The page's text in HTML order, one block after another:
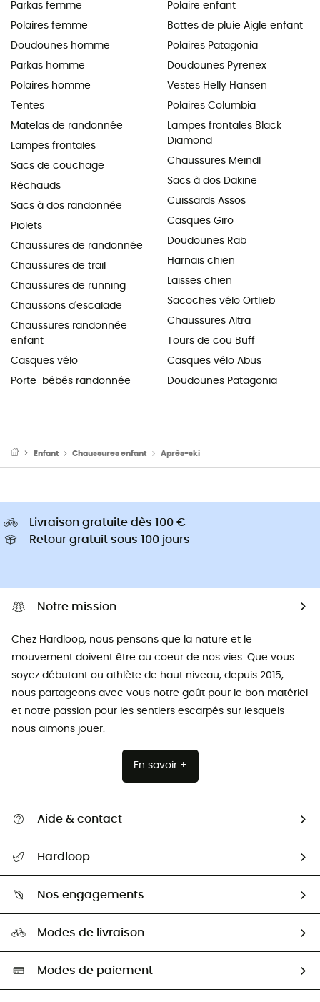
Parkas femme
Polaires femme
Doudounes homme
Parkas homme
Polaires homme
Tentes
Matelas de randonnée
Lampes frontales
Sacs de couchage
Réchauds
Sacs à dos randonnée
Piolets
Chaussures de randonnée
Chaussures de trail
Chaussures de running
Chaussons d'escalade
Chaussures randonnée
enfant
Casques vélo
Porte-bébés randonnée
Polaire enfant
Bottes de pluie Aigle enfant
Polaires Patagonia
Doudounes Pyrenex
Vestes Helly Hansen
Polaires Columbia
Lampes frontales Black
Diamond
Chaussures Meindl
Sacs à dos Dakine
Cuissards Assos
Casques Giro
Doudounes Rab
Harnais chien
Laisses chien
Sacoches vélo Ortlieb
Chaussures Altra
Tours de cou Buff
Casques vélo Abus
Doudounes Patagonia
Enfant Chaussures enfant Après-ski
Livraison gratuite dès 100 €
Retour gratuit sous 100 jours
Notre mission
Chez Hardloop, nous pensons que la nature et le
mouvement doivent être au coeur de nos vies. Que vous
soyez débutant ou athlète de haut niveau, depuis 2015,
nous partageons avec vous notre goût pour le bon matériel
et notre passion pour les sentiers escarpés sur lesquels
nous aimons jouer.
En savoir +
Aide & contact
Retour & remboursement
Guide des tailles
Seconde Main
Aide & Contact
Hardloop
HardGuides
Nos engagements
Sélection éco-responsable
Modes de livraison
Modes de paiement